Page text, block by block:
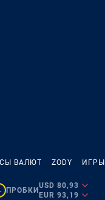
ВАЛЮТ ZODY ИГРЫ
ПРОБКИ
USD 80,93
EUR 93,19